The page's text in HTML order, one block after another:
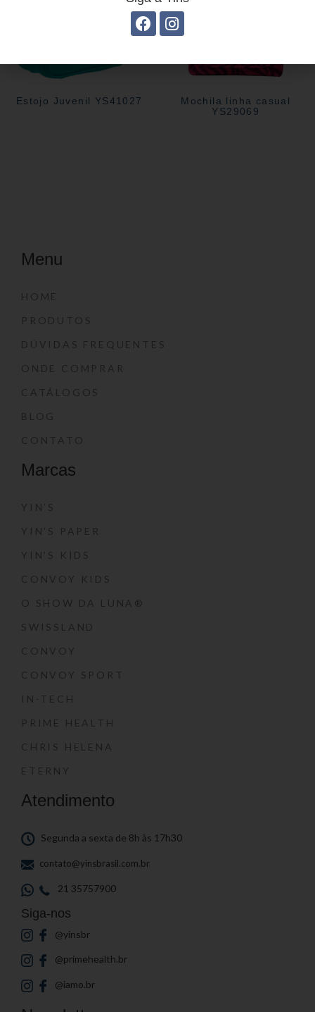
Estojo Juvenil YS41027
Mochila linha casual
YS29069
Menu
HOME
PRODUTOS
DÚVIDAS FREQUENTES
ONDE COMPRAR
CATÁLOGOS
BLOG
CONTATO
Marcas
YIN’S
YIN’S PAPER
YIN’S KIDS
CONVOY KIDS
O SHOW DA LUNA®
SWISSLAND
CONVOY
CONVOY SPORT
IN-TECH
PRIME HEALTH
CHRIS HELENA
ETERNY
Atendimento
Segunda a sexta de 8h às 17h30
contato@yinsbrasil.com.br
21 35757900
Siga-nos
@yinsbr
@primehealth.br
@iamo.br